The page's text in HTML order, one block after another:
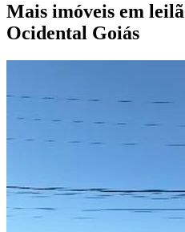
Mais imóveis em
Ocidental Goiás